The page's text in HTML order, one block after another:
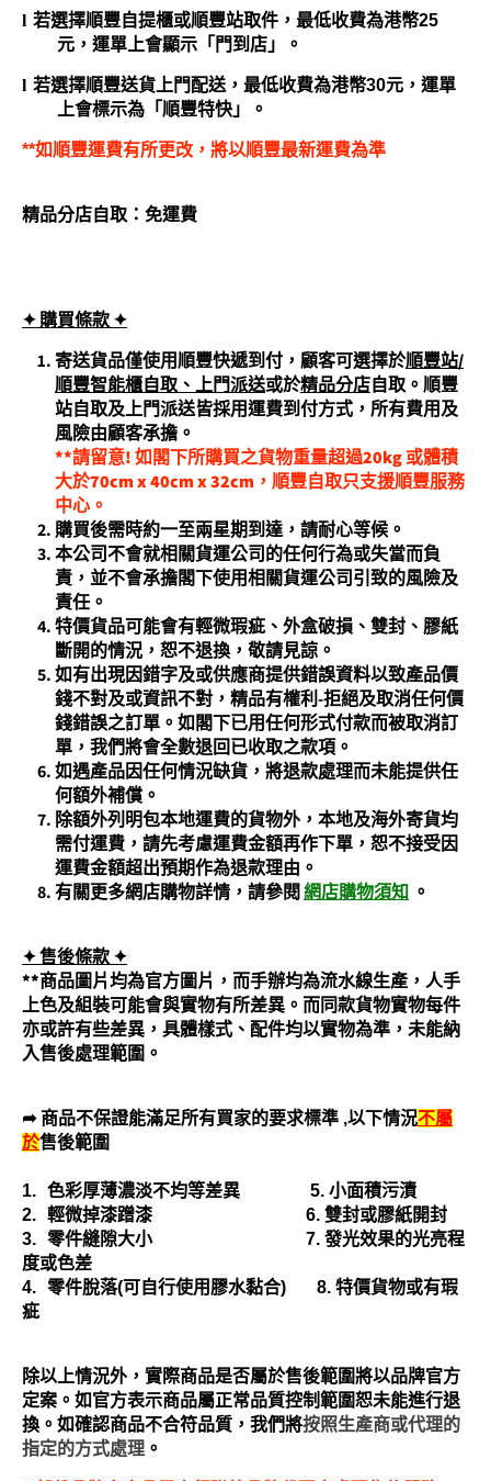
l 若選擇順豐自提櫃或順豐站取件，最低收費為港幣25
元，運單上會顯示「門到店」。
l 若選擇順豐送貨上門配送，最低收費為港幣30元，運單
上會標示為「順豐特快」。
**如順豐運費有所更改，將以順豐最新運費為準
精品分店自取：免運費
✦ 購買條款 ✦
寄送貨品僅使用順豐快遞到付，顧客可選擇於順豐站/
順豐智能櫃自取、上門派送或於精品分店自取。順豐
站自取及上門派送皆採用運費到付方式，所有費用及
風險由顧客承擔。
**請留意! 如閣下所購買之貨物重量超過20kg 或體積
大於70cm x 40cm x 32cm，順豐自取只支援順豐服務
中心。
購買後需時約一至兩星期到達，請耐心等候。
本公司不會就相關貨運公司的任何行為或失當而負
責，並不會承擔閣下使用相關貨運公司引致的風險及
責任。
特價貨品可能會有輕微瑕疵、外盒破損、雙封、膠紙
斷開的情況，恕不退換，敬請見諒。
如有出現因錯字及或供應商提供錯誤資料以致產品價
錢不對及或資訊不對，精品有權利-拒絕及取消任何價
錢錯誤之訂單。如閣下已用任何形式付款而被取消訂
單，我們將會全數退回已收取之款項。
如遇產品因任何情況缺貨，將退款處理而未能提供任
何額外補償。
除額外列明包本地運費的貨物外，本地及海外寄貨均
需付運費，請先考慮運費金額再作下單，恕不接受因
運費金額超出預期作為退款理由。
有關更多網店購物詳情，請參閱 網店購物須知 。
✦ 售後條款✦
**商品圖片均為官方圖片，而手辦均為流水線生產，人手
上色及組裝可能會與實物有所差異。而同款貨物實物每件
亦或許有些差異，具體樣式、配件均以實物為準，未能納
入售後處理範圍。
➦ 商品不保證能滿足所有買家的要求標準 ,以下情況不屬
於售後範圍
1. 色彩厚薄濃淡不均等差異 5. 小面積污漬
2. 輕微掉漆蹭漆 6. 雙封或膠紙開封
3. 零件縫隙大小 7. 發光效果的光亮程
度或色差
4. 零件脫落(可自行使用膠水黏合) 8. 特價貨物或有瑕
疵
除以上情況外，實際商品是否屬於售後範圍將以品牌官方
定案。如官方表示商品屬正常品質控制範圍恕未能進行退
換。如確認商品不合符品質，我們將按照生產商或代理的
指定的方式處理 。